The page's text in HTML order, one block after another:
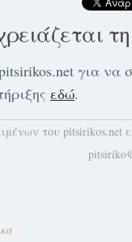
για να
εδώ.
του pitsirikos.net